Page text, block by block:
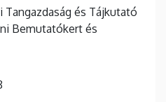
Tangazdaság és Tájkutató
Bemutatókert és